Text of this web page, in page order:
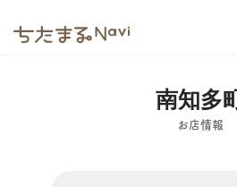
南知多
お店情報